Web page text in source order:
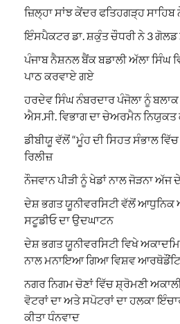
ਜ਼ਿਲ੍ਹਾ ਸਾਂਝ ਕੇਂਦਰ ਫਤਿਹਗੜ੍ਹ
ਇੰਸਪੈਕਟਰ ਡਾ. ਸ਼ਕੁੰਤ ਚੌਧਰੀ ਨੇ 3 ਗੋਲਡ
ਪੰਜਾਬ ਨੈਸ਼ਨਲ ਬੈਂਕ ਬਡਾਲੀ ਅੱਲਾ ਸਿੰਘ
ਪਾਠ ਕਰਵਾਏ ਗਏ
ਹਰਦੇਵ ਸਿੰਘ ਨੰਬਰਦਾਰ ਪੰਜੋਲਾ ਨੂੰ
ਐਸ.ਸੀ. ਵਿਭਾਗ ਦਾ ਚੇਅਰਮੈਨ ਨਿਯੁਕਤ
ਡੀਬੀਯੂ ਵੱਲੋਂ “ਮੂੰਹ ਦੀ ਸਿਹਤ ਸੰਭਾਲ
ਰਿਲੀਜ਼
ਨੌਜਵਾਨ ਪੀੜੀ ਨੂੰ ਖੇਡਾਂ ਨਾਲ ਜੋੜਨਾ ਅੱਜ
ਦੇਸ਼ ਭਗਤ ਯੂਨੀਵਰਸਿਟੀ ਵੱਲੋਂ
ਸਟੂਡੀਓ ਦਾ ਉਦਘਾਟਨ
ਦੇਸ਼ ਭਗਤ ਯੂਨੀਵਰਸਿਟੀ ਵਿਖੇ
ਨਾਲ ਮਨਾਇਆ ਗਿਆ ਵਿਸ਼ਵ
ਨਗਰ ਨਿਗਮ ਚੋਣਾਂ ਵਿੱਚ ਸ਼੍ਰੋਮਣੀ
ਵੋਟਰਾਂ ਦਾ ਅਤੇ ਸਪੋਟਰਾਂ ਦਾ ਹਲਕਾ
ਕੀਤਾ ਧੰਨਵਾਦ